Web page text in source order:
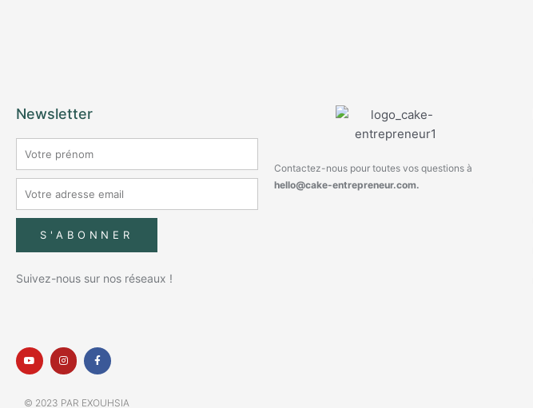
Newsletter
S'ABONNER
Suivez-nous sur nos réseaux !
Contactez-nous pour toutes vos questions à
hello@cake-entrepreneur.com.
© 2023 PAR EXOUHSIA